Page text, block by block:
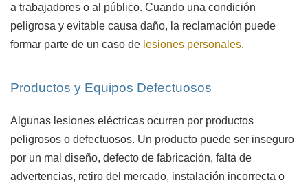
a trabajadores o al público. Cuando una condición
peligrosa y evitable causa daño, la reclamación puede
formar parte de un caso de lesiones personales.
Productos y Equipos Defectuosos
Algunas lesiones eléctricas ocurren por productos
peligrosos o defectuosos. Un producto puede ser inseguro
por un mal diseño, defecto de fabricación, falta de
advertencias, retiro del mercado, instalación incorrecta o